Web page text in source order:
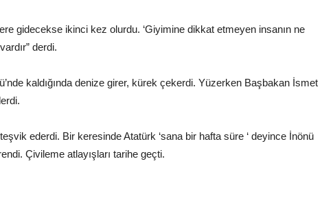
gidecekse ikinci kez olurdu. ‘Giyimine dikkat etmeyen insanın ne
derdi.
kaldığında denize girer, kürek çekerdi. Yüzerken Başbakan İsmet
ederdi. Bir keresinde Atatürk ‘sana bir hafta süre ‘ deyince İnönü
Çivileme atlayışları tarihe geçti.